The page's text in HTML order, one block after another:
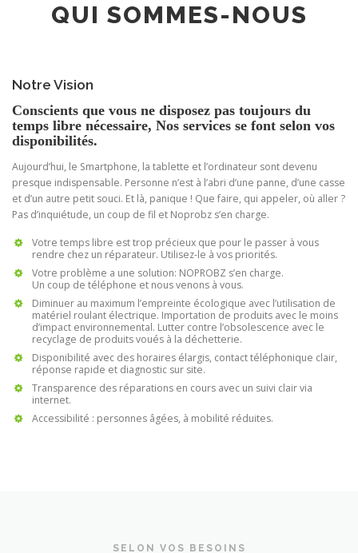
QUI SOMMES-NOUS
Notre Vision
Conscients que vous ne disposez pas toujours du
temps libre nécessaire, Nos services se font selon vos
disponibilités.
Aujourd’hui, le Smartphone, la tablette et l’ordinateur sont devenu
presque indispensable. Personne n’est à l’abri d’une panne, d’une casse
et d’un autre petit souci. Et là, panique ! Que faire, qui appeler, où aller ?
Pas d’inquiétude, un coup de fil et Noprobz s’en charge.
Votre temps libre est trop précieux que pour le passer à vous
rendre chez un réparateur. Utilisez-le à vos priorités.
Votre problème a une solution: NOPROBZ s’en charge.
Un coup de téléphone et nous venons à vous.
Diminuer au maximum l’empreinte écologique avec l’utilisation de
matériel roulant électrique. Importation de produits avec le moins
d’impact environnemental. Lutter contre l’obsolescence avec le
recyclage de produits voués à la déchetterie.
Disponibilité avec des horaires élargis, contact téléphonique clair,
réponse rapide et diagnostic sur site.
Transparence des réparations en cours avec un suivi clair via
internet.
Accessibilité : personnes âgées, à mobilité réduites.
SELON VOS BESOINS